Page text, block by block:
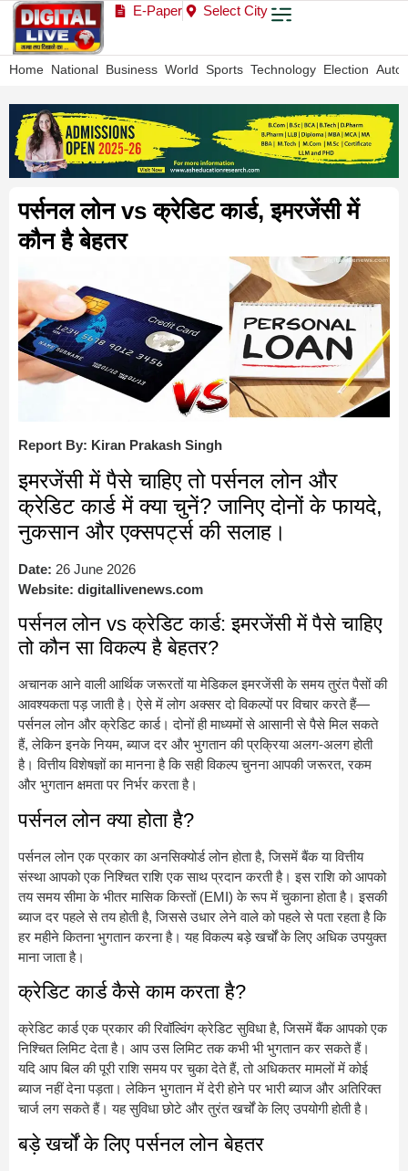
E-Paper Select City
Home National Business World Sports Technology Election Auto
पर्सनल लोन vs क्रेडिट कार्ड, इमरजेंसी में
कौन है बेहतर
Report By: Kiran Prakash Singh
इमरजेंसी में पैसे चाहिए तो पर्सनल लोन और
क्रेडिट कार्ड में क्या चुनें? जानिए दोनों के फायदे,
नुकसान और एक्सपर्ट्स की सलाह।
Date: 26 June 2026
Website: digitallivenews.com
पर्सनल लोन vs क्रेडिट कार्ड: इमरजेंसी में पैसे चाहिए
तो कौन सा विकल्प है बेहतर?
अचानक आने वाली आर्थिक जरूरतों या मेडिकल इमरजेंसी के समय तुरंत पैसों की
आवश्यकता पड़ जाती है। ऐसे में लोग अक्सर दो विकल्पों पर विचार करते हैं—
पर्सनल लोन और क्रेडिट कार्ड। दोनों ही माध्यमों से आसानी से पैसे मिल सकते
हैं, लेकिन इनके नियम, ब्याज दर और भुगतान की प्रक्रिया अलग-अलग होती
है। वित्तीय विशेषज्ञों का मानना है कि सही विकल्प चुनना आपकी जरूरत, रकम
और भुगतान क्षमता पर निर्भर करता है।
पर्सनल लोन क्या होता है?
पर्सनल लोन एक प्रकार का अनसिक्योर्ड लोन होता है, जिसमें बैंक या वित्तीय
संस्था आपको एक निश्चित राशि एक साथ प्रदान करती है। इस राशि को आपको
तय समय सीमा के भीतर मासिक किस्तों (EMI) के रूप में चुकाना होता है। इसकी
ब्याज दर पहले से तय होती है, जिससे उधार लेने वाले को पहले से पता रहता है कि
हर महीने कितना भुगतान करना है। यह विकल्प बड़े खर्चों के लिए अधिक उपयुक्त
माना जाता है।
क्रेडिट कार्ड कैसे काम करता है?
क्रेडिट कार्ड एक प्रकार की रिवॉल्विंग क्रेडिट सुविधा है, जिसमें बैंक आपको एक
निश्चित लिमिट देता है। आप उस लिमिट तक कभी भी भुगतान कर सकते हैं।
यदि आप बिल की पूरी राशि समय पर चुका देते हैं, तो अधिकतर मामलों में कोई
ब्याज नहीं देना पड़ता। लेकिन भुगतान में देरी होने पर भारी ब्याज और अतिरिक्त
चार्ज लग सकते हैं। यह सुविधा छोटे और तुरंत खर्चों के लिए उपयोगी होती है।
बड़े खर्चों के लिए पर्सनल लोन बेहतर